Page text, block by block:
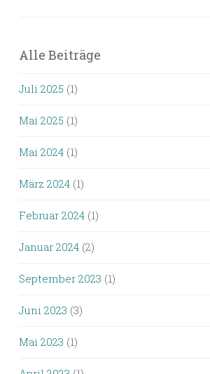
Alle Beiträge
Juli 2025 (1)
Mai 2025 (1)
Mai 2024 (1)
März 2024 (1)
Februar 2024 (1)
Januar 2024 (2)
September 2023 (1)
Juni 2023 (3)
Mai 2023 (1)